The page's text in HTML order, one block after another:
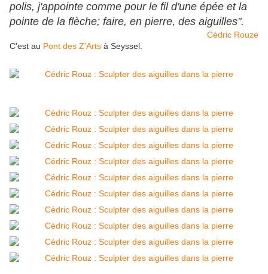
polis, j'appointe comme pour le fil d'une épée et la
pointe de la flèche; faire, en pierre, des aiguilles".
Cédric Rouze
C'est au Pont des Z'Arts à Seyssel.